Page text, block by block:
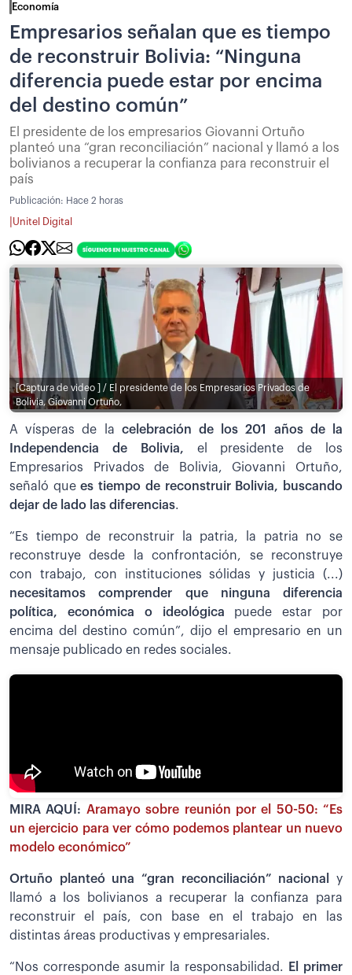
Economía
Empresarios señalan que es tiempo
de reconstruir Bolivia: “Ninguna
diferencia puede estar por encima
del destino común”
El presidente de los empresarios Giovanni Ortuño
planteó una “gran reconciliación” nacional y llamó a los
bolivianos a recuperar la confianza para reconstruir el
país
Publicación: Hace 2 horas
Unitel Digital
[Captura de video ] / El presidente de los Empresarios Privados de
Bolivia, Giovanni Ortuño,
A vísperas de la celebración de los 201 años de la
Independencia de Bolivia, el presidente de los
Empresarios Privados de Bolivia, Giovanni Ortuño,
señaló quees tiempo de reconstruir Bolivia, buscando
dejar de lado las diferencias.
“Es tiempo de reconstruir la patria, la patria no se
reconstruye desde la confrontación, se reconstruye
con trabajo, con instituciones sólidas y justicia (...)
necesitamos comprender que ninguna diferencia
política, económica o ideológica puede estar por
encima del destino común”, dijo el empresario en un
mensaje publicado en redes sociales.
MIRA AQUÍ: Aramayo sobre reunión por el 50-50: “Es
un ejercicio para ver cómo podemos plantear un nuevo
modelo económico”
Ortuño planteó una “gran reconciliación” nacional
y
llamó a los bolivianos a recuperar la confianza para
reconstruir el país, con base en el trabajo en las
distintas áreas productivas y empresariales.
“Nos corresponde asumir la responsabilidad. El primer